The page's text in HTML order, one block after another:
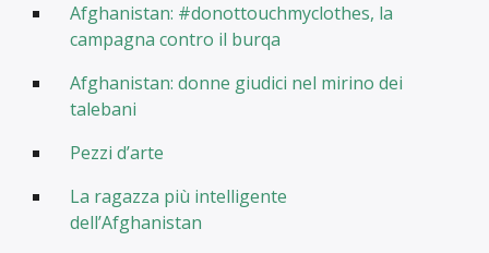
Afghanistan: #donottouchmyclothes, la
campagna contro il burqa
Afghanistan: donne giudici nel mirino dei
talebani
Pezzi d’arte
La ragazza più intelligente
dell’Afghanistan